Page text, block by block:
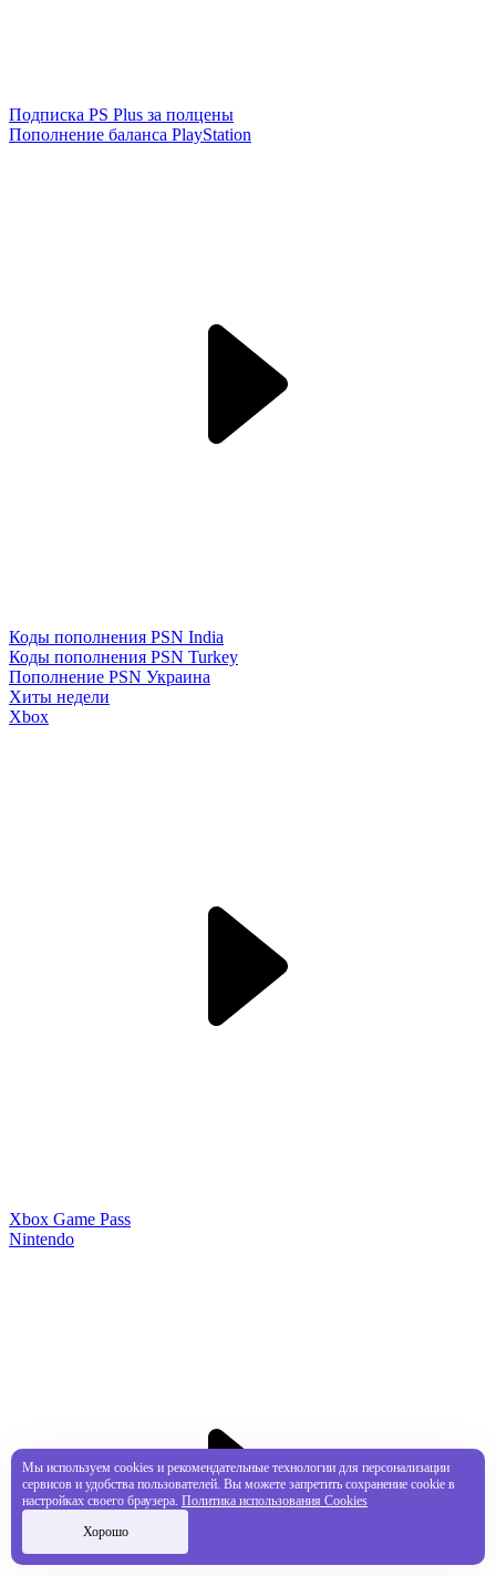
Подписка PS Plus за полцены
Пополнение баланса PlayStation
Коды пополнения PSN India
Коды пополнения PSN Turkey
Пополнение PSN Украина
Хиты недели
Xbox
Xbox Game Pass
Nintendo
Мы используем cookies и рекомендательные технологии для персонализации
сервисов и удобства пользователей. Вы можете запретить сохранение cookie в
настройках своего браузера. Политика использования Cookies
Хорошо